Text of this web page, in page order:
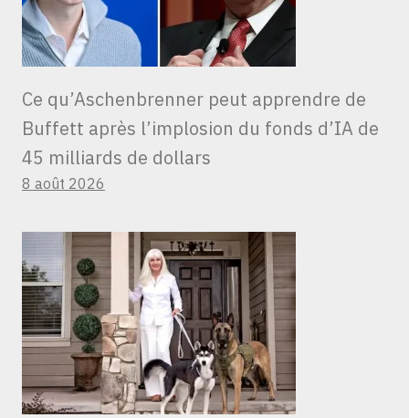
Ce qu’Aschenbrenner peut apprendre de
Buffett après l’implosion du fonds d’IA de
45 milliards de dollars
8 août 2026